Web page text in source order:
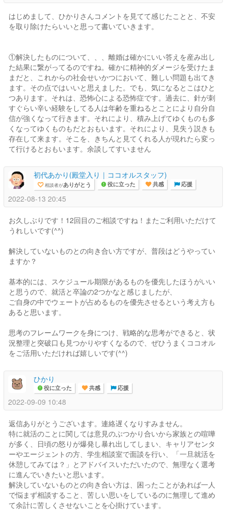
はじめまして、ひかりさんコメントを見てて感じたことと、不安
を取り除けたらいいと思って書いていきます。
①解決したものについて、、、離婚は確かにいい答えを産み出し
た結果に繋がってるのですね。確かに精神的ダメージを受けたま
まだと、これからの社会せいかつにおいて、難しい問題も出てき
ます。その点ではいいと思えました。でも、気になるとこはひと
つあります。それは、恐怖心による恐怖症です。過去に、針が刺
すぐらい辛い経験をしてる人は年齢を重ねるとことにより自分自
信が強くなって行きます。それにより、積み上げてゆくものも多
くなってゆくものもだとおもいます。それにより、見失う説きも
存在して来ます。そこを、きちんと見てくれる人が現れたら変っ
て行けるとおもいます。余談してすいません
初代あかり(殿堂入り｜ココオルスタッフ)
相談者がありがとう 役に立った 共感 応援
2022-08-13 20:45
お久しぶりです！12回目のご相談ですね！またご利用いただけて
うれしいです(^^)
解決していないものとの向き合い方ですが、普段はどうやってい
ますか？
基本的には、スケジュール期限があるものを優先したほうがいい
と思うので、就活と卒論の2つかなと感じましたが、
ご自身の中でウェートが占めるものを優先させるという考え方も
あると思います。
思考のフレームワークを身につけ、戦略的な思考ができると、状
況整理と突破口も見つかりやすくなるので、ぜひうまくココオル
をご活用いただければ嬉しいです(^^)
ひかり
役に立った 共感 応援
2022-09-09 10:48
返信ありがとうございます。連絡遅くなりすみません。
特に就活のことに関しては意見のぶつかり合いから家族との喧嘩
が多く、日頃の怒りが爆発し暴れ出してしまい、キャリアセンタ
ーやエージェントの方、学生相談室で面談を行い、「一旦就活を
休憩してみては？」とアドバイスいただいたので、無理なく選考
に進んでいきたいと思います。
解決していないものとの向き合い方は、困ったことがあれば一人
で悩まず相談すること、苦しい思いをしているのに無理して進め
て余計に苦しくさせないことを心掛けています。